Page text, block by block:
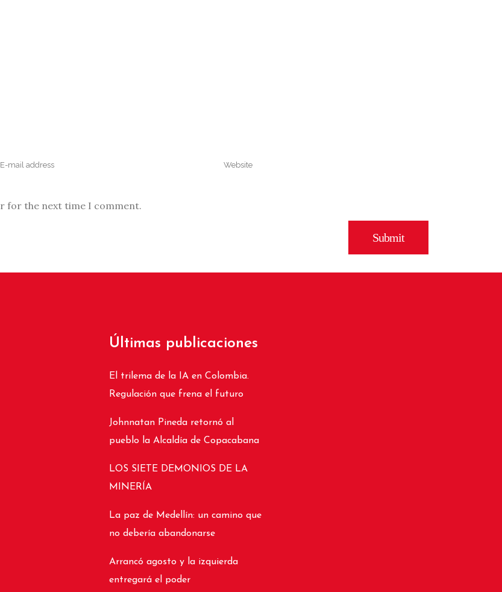
for the next time I comment.
Últimas publicaciones
El trilema de la IA en Colombia.
Regulación que frena el futuro
Johnnatan Pineda retornó al
pueblo la Alcaldía de Copacabana
LOS SIETE DEMONIOS DE LA
MINERÍA
La paz de Medellín: un camino que
no debería abandonarse
Arrancó agosto y la izquierda
entregará el poder